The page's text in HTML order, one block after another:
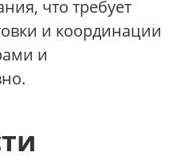
что требует
и координации
и